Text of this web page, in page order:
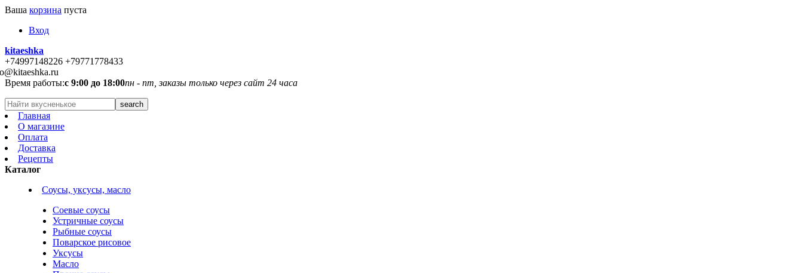
Ваша корзина пуста
Вход
kitaeshka
+74997148226 +79771778433
Время работы:с 9:00 до 18:00пн - пт, заказы только через сайт 24 часа
Главная
О магазине
Оплата
Доставка
Рецепты
Каталог
Соусы, уксусы, масло
Соевые соусы
Устричные соусы
Рыбные соусы
Поварское рисовое
Уксусы
Масло